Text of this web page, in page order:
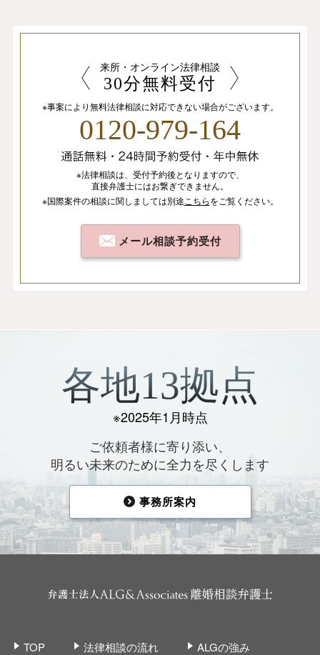
来所・オンライン法律相談
30分無料受付
※事案により無料法律相談に対応できない場合がございます。
0120-979-164
※法律相談は、 受付予約後となりますので、
直接弁護士にはお繋ぎできません。
※国際案件の相談に関しましては別途 こちらをご覧ください。
メール相談予約受付
各地13拠点
※2025年1月時点
ご依頼者様に寄り添い、
明るい未来のために全力を尽くします
事務所案内
TOP 法律相談の流れ
ALGの強み